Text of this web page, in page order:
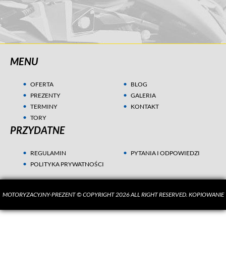
MENU
OFERTA
PREZENTY
TERMINY
TORY
BLOG
GALERIA
KONTAKT
PRZYDATNE
REGULAMIN
POLITYKA PRYWATNOŚCI
PYTANIA I ODPOWIEDZI
MOTORYZACYJNY-PREZENT © COPYRIGHT 2026 ALL RIGHT RESERVED. KOPIOWANIE